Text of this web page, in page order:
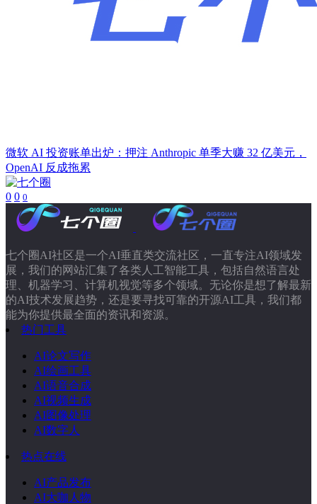
微软 AI 投资账单出炉：押注 Anthropic 单季大赚 32 亿美元，
OpenAI 反成拖累
0 0 0
七个圈AI社区是一个AI垂直类交流社区，一直专注AI领域发
展，我们的网站汇集了各类人工智能工具，包括自然语言处
理、机器学习、计算机视觉等多个领域。无论你是想了解最新
的AI技术发展趋势，还是要寻找可靠的开源AI工具，我们都
能为你提供最全面的资讯和资源。
热门工具
AI论文写作
AI绘画工具
AI语音合成
AI视频生成
AI图像处理
AI数字人
热点在线
AI产品发布
AI大咖人物